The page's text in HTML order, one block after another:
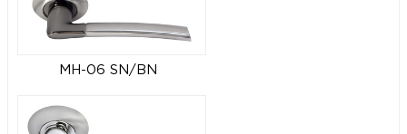
MH-06 SN/BN